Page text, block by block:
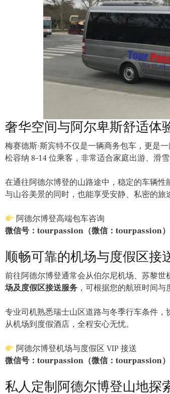
奢华空间与阿尔卑斯舒适体
梅赛德斯·斯宾特不仅是一辆商务包车，更是
松容纳 8–14 位乘客，非常适合家庭出游、滑
在通往阿德尔博登的山路途中，稳定的车辆
与山谷美景的同时，也能享受安静、私密的旅
阿德尔博登高端包车咨询
微信号：tourpassion（微信：tourpassion）
顺畅可靠的机场与度假区接
前往阿德尔博登通常会从伯尔尼机场、苏黎世
场及度假区接送服务 ，可根据您的航班时间与
专业司机熟悉瑞士山区道路与冬季行车条件，
从机场到度假酒店，全程安心无忧。
阿德尔博登机场与度假区 VIP 接送
微信号：tourpassion（微信：tourpassion）
私人定制阿德尔博登山地探